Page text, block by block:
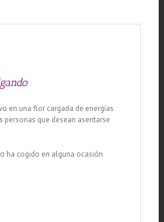
en una flor cargada de energías
que desean asentarse
ha cogido en alguna ocasión